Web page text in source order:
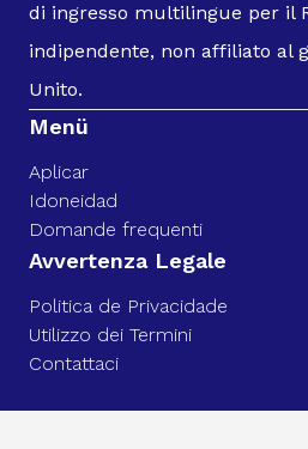
di ingresso multilingue per il
indipendente, non affiliato al
Unito.
Menü
Aplicar
Idoneidad
Domande frequenti
Avvertenza Legale
Politica de Privacidade
Utilizzo dei Termini
Contattaci